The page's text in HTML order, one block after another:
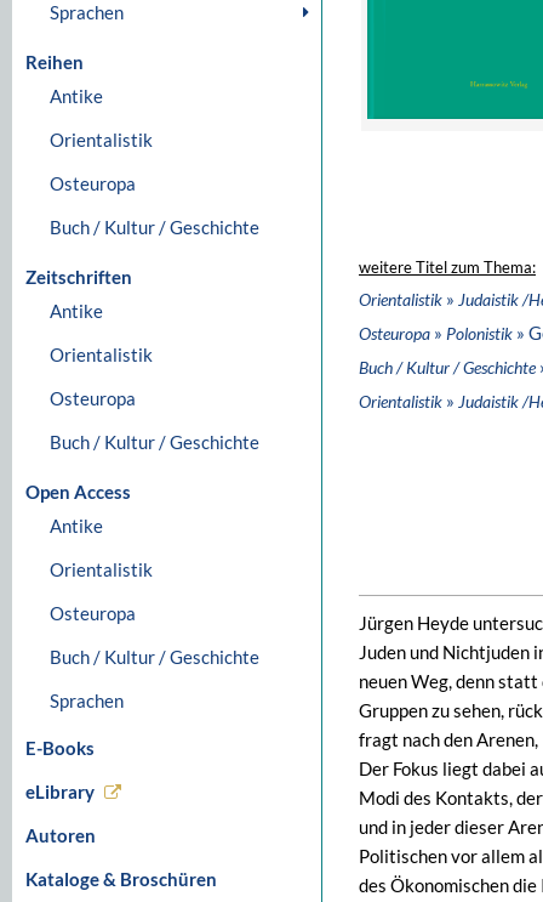
Sprachen
Reihen
Antike
Orientalistik
Osteuropa
Buch / Kultur / Geschichte
Zeitschriften
Antike
Orientalistik
Osteuropa
Buch / Kultur / Geschichte
Open Access
Antike
Orientalistik
Osteuropa
Buch / Kultur / Geschichte
Sprachen
E-Books
eLibrary
Autoren
Kataloge & Broschüren
weitere Titel zum Thema:
Orientalistik » Judaistik /
Osteuropa » Polonistik »
Buch / Kultur / Geschichte
Orientalistik » Judaistik /
Jürgen Heyde
Juden und Nichtjuden
neuen Weg, denn
Gruppen zu sehen,
fragt nach den
Der Fokus liegt dabei
Modi des Kontakts,
und in jeder dieser
Politischen vor allem
des Ökonomischen